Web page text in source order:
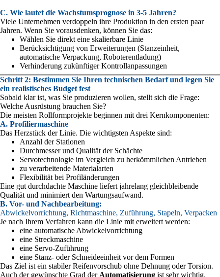
C. Wie lautet die Wachstumsprognose in 3-5 Jahren?
Viele Unternehmen verdoppeln ihre Produktion in den ersten paar
Jahren. Wenn Sie vorausdenken, können Sie das:
Wählen Sie direkt eine skalierbare Linie
Berücksichtigung von Erweiterungen (Stanzeinheit,
automatische Verpackung, Roboterentladung)
Verhinderung zukünftiger Kontrollanpassungen
Schritt 2: Bestimmen Sie Ihren technischen Bedarf und legen Sie
ein realistisches Budget fest
Sobald klar ist, was Sie produzieren wollen, stellt sich die Frage:
Welche Ausrüstung brauchen Sie?
Die meisten Rollformprojekte beginnen mit drei Kernkomponenten:
A. Profiliermaschine
Das Herzstück der Linie. Die wichtigsten Aspekte sind:
Anzahl der Stationen
Durchmesser und Qualität der Schächte
Servotechnologie im Vergleich zu herkömmlichen Antrieben
zu verarbeitende Materialarten
Flexibilität bei Profiländerungen
Eine gut durchdachte Maschine liefert jahrelang gleichbleibende
Qualität und minimiert den Wartungsaufwand.
B. Vor- und Nachbearbeitung:
Abwickelvorrichtung, Richtmaschine, Zuführung, Stapeln, Verpacken
Je nach Ihrem Verfahren kann die Linie mit erweitert werden:
eine automatische Abwickelvorrichtung
eine Streckmaschine
eine Servo-Zuführung
eine Stanz- oder Schneideeinheit vor dem Formen
Das Ziel ist ein stabiler Reifenvorschub ohne Dehnung oder Torsion.
Auch der gewünschte Grad der Automatisierung ist sehr wichtig,